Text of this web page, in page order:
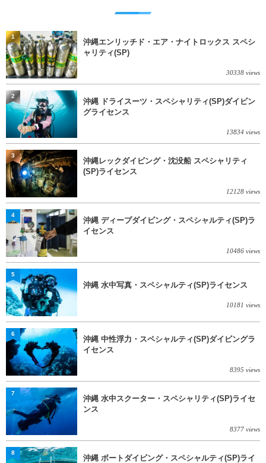
沖縄エンリッチド・エア・ナイトロックス スペシ
ャリティ(SP)
30338 views
1
沖縄 ドライスーツ・スペシャリティ(SP)ダイビン
グライセンス
13834 views
2
沖縄レックダイビング・沈没船 スペシャリティ
(SP)ライセンス
12128 views
3
沖縄 ディープダイビング・スペシャルティ(SP)ラ
イセンス
10486 views
4
沖縄 水中写真・スペシャルティ(SP)ライセンス
10181 views
5
沖縄 中性浮力・スペシャルティ(SP)ダイビングラ
イセンス
8395 views
6
沖縄 水中スクーター・スペシャリティ(SP)ライセ
ンス
8377 views
7
沖縄 ボートダイビング・スペシャルティ(SP)ライ
8